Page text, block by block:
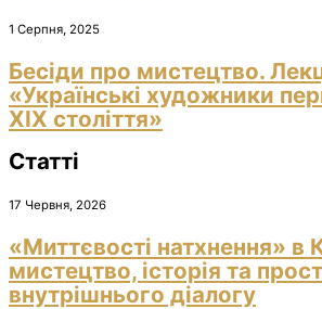
1 Серпня, 2025
Бесіди про мистецтво.
«Українські художники
ХІХ століття»
Статті
17 Червня, 2026
«Миттєвості натхнення» в
мистецтво, історія та
внутрішнього діалогу